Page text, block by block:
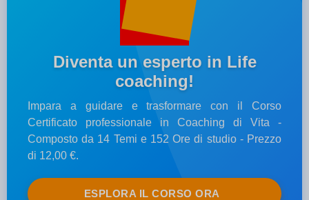
Diventa un esperto in Life
coaching!
Impara a guidare e trasformare con il Corso
Certificato professionale in Coaching di Vita -
Composto da 14 Temi e 152 Ore di studio - Prezzo
di 12,00 €.
ESPLORA IL CORSO ORA